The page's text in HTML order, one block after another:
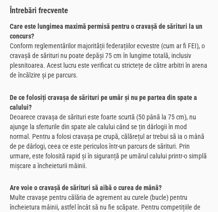
Întrebări frecvente
Care este lungimea maximă permisă pentru o cravașă de sărituri la un
concurs?
Conform reglementărilor majorității federațiilor ecvestre (cum ar fi FEI), o
cravașă de sărituri nu poate depăși 75 cm în lungime totală, inclusiv
plesnitoarea. Acest lucru este verificat cu strictețe de către arbitri în arena
de încălzire și pe parcurs.
De ce folosiți cravașa de sărituri pe umăr și nu pe partea din spate a
calului?
Deoarece cravașa de sărituri este foarte scurtă (50 până la 75 cm), nu
ajunge la sferturile din spate ale calului când se țin dârlogii în mod
normal. Pentru a folosi cravașa pe crupă, călărețul ar trebui să ia o mână
de pe dârlogi, ceea ce este periculos într-un parcurs de sărituri. Prin
urmare, este folosită rapid și în siguranță pe umărul calului printr-o simplă
mișcare a încheieturii mâinii.
Are voie o cravașă de sărituri să aibă o curea de mână?
Multe cravașe pentru călăria de agrement au curele (bucle) pentru
încheietura mâinii, astfel încât să nu fie scăpate. Pentru competițiile de